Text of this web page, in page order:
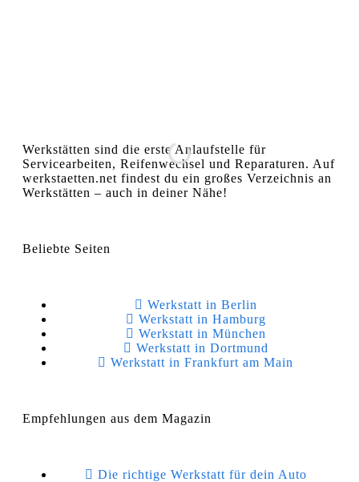
Werkstätten sind die erste Anlaufstelle für
Servicearbeiten, Reifenwechsel und Reparaturen. Auf
werkstaetten.net findest du ein großes Verzeichnis an
Werkstätten – auch in deiner Nähe!
Beliebte Seiten
Werkstatt in Berlin
Werkstatt in Hamburg
Werkstatt in München
Werkstatt in Dortmund
Werkstatt in Frankfurt am Main
Empfehlungen aus dem Magazin
Die richtige Werkstatt für dein Auto